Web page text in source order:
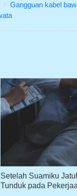
Gangguan kabel
Setelah Suamiku
Tunduk pada